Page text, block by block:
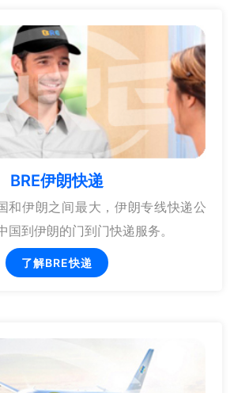
BRE伊朗快递
和伊朗之间最大，伊朗专线快递公
国到伊朗的门到门快递服务。
了解BRE快递